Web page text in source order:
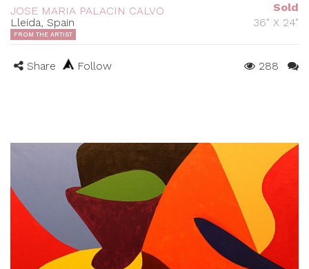
JOSE MARIA PALACIN CALVO
Lleida, Spain
Sold
36" X 24"
FROM THE ARTIST
Share Follow 288